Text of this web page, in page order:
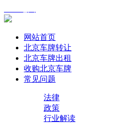
网站首页
北京车牌转让
北京车牌出租
收购北京车牌
常见问题
法律
政策
行业解读